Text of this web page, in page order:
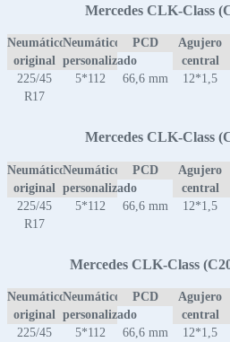
Mercedes CLK-Class
Neumático
original
Neumático
personalizado
PCD
Agujero
central
225/45
R17
5*112 66,6 mm 12*1,5
Mercedes CLK-Class
Neumático
original
Neumático
personalizado
PCD
Agujero
central
225/45
R17
5*112 66,6 mm 12*1,5
Mercedes CLK-Class
Neumático
original
Neumático
personalizado
PCD
Agujero
central
225/45
5*112 66,6 mm 12*1,5